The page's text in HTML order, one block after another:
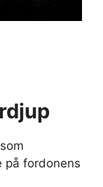
på fordonens